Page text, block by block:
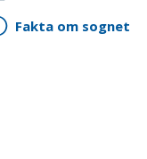
Fakta om sognet